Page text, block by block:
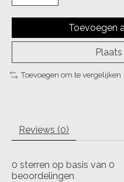
Toevoegen
Toevoegen om te vergelijken
Reviews (0)
0 sterren op basis van 0
beoordelingen